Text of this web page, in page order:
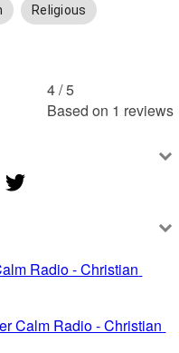
Religious
4 /5
Based on 1 reviews
Radio - Christian
Calm Radio - Christian